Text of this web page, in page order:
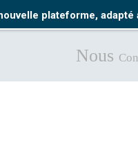
plateforme,
Nous